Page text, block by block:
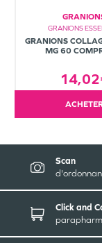
GRANIONS
GRANIONS
MG 60
Scan
Click and